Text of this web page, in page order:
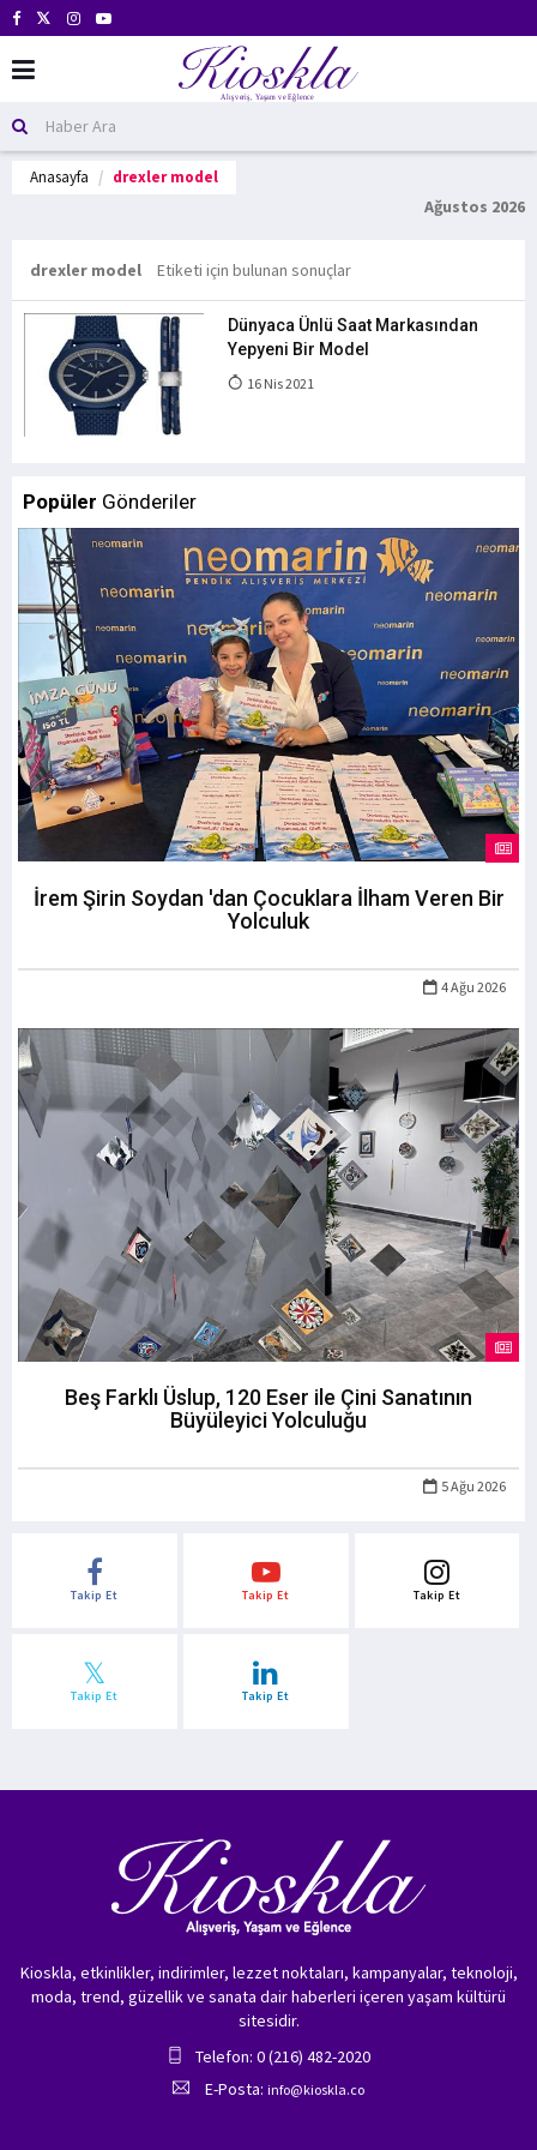
Anasayfa drexler model
Ağustos 2026
drexler model Etiketi için bulunan sonuçlar
Dünyaca Ünlü Saat Markasından
Yepyeni Bir Model
16 Nis 2021
Popüler Gönderiler
İrem Şirin Soydan 'dan Çocuklara İlham Veren Bir
Yolculuk
4 Ağu 2026
Beş Farklı Üslup, 120 Eser ile Çini Sanatının
Büyüleyici Yolculuğu
5 Ağu 2026
Takip Et Takip Et Takip Et
Takip Et Takip Et
Kioskla, etkinlikler, indirimler, lezzet noktaları, kampanyalar, teknoloji,
moda, trend, güzellik ve sanata dair haberleri içeren yaşam kültürü
sitesidir.
Telefon: 0 (216) 482-2020
E-Posta: info@kioskla.co